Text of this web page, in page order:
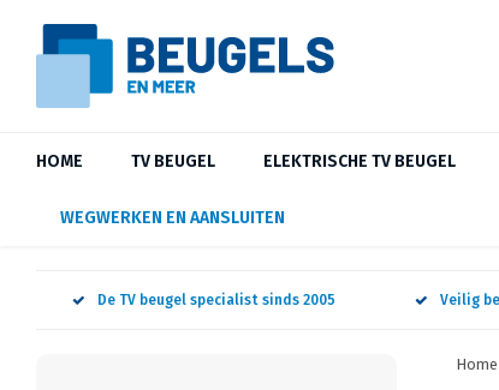
HOME TV BEUGEL ELEKTRISCHE TV BEUGEL
WEGWERKEN EN AANSLUITEN
De TV beugel specialist sinds 2005 Veilig
Home